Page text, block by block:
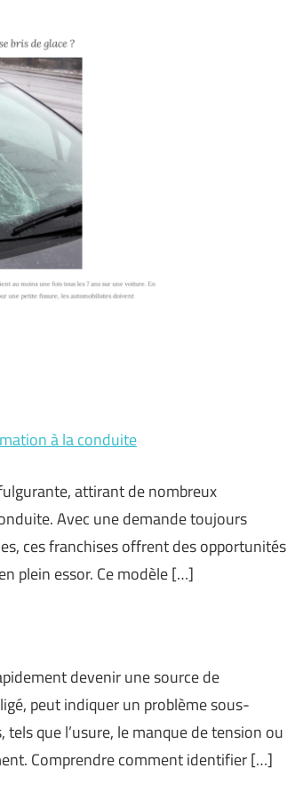
à la conduite
attirant de nombreux
Avec une demande toujours
ces franchises offrent des opportunités
plein essor. Ce modèle […]
devenir une source de
peut indiquer un problème sous-
que l’usure, le manque de tension ou
Comprendre comment identifier […]